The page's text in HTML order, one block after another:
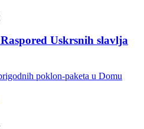
Uskrsnih slavlja